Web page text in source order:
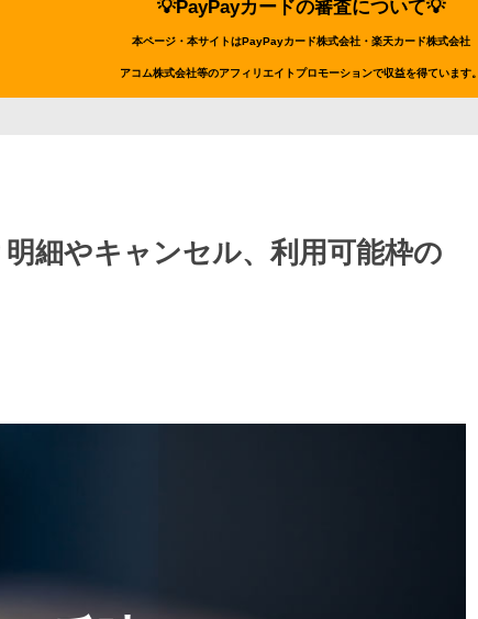
💡PayPayカードの審査について💡
本ページ・本サイトはPayPayカード株式会社・楽天カード株式会社
アコム株式会社等のアフィリエイトプロモーションで収益を得ています。
細やキャンセル、利用可能枠の